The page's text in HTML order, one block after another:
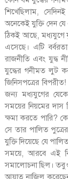
শিখেছিলাম,
অনেকেই যুক্তি দেন
ঠিকই আছে, মধ্যযুগে
এসেছে। এটি
রাজনীতি এবং যুদ্ধ
যুদ্ধের গনীমত লুট
জিনিসপত্রের
জন্য মধ্যযুগের
সময়ের নিয়মের দাস
ক্ষমা করতে পারি?
সে তার পালিত
যুক্তি দিয়েছে যে
সময়ে, আরবে এই
সমালোচনা ছিল।
আয়াত নাজিল করেছেন,